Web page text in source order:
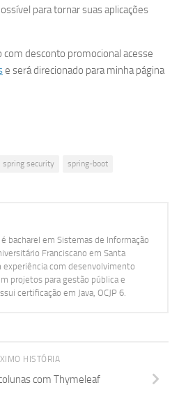
para tornar suas aplicações
com desconto promocional acesse
e será direcionado para minha página
spring security spring-boot
bacharel em Sistemas de Informação
Franciscano em Santa
experiência com desenvolvimento
projetos para gestão pública e
certificação em Java, OCJP 6.
HISTÓRIA
com Thymeleaf